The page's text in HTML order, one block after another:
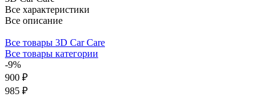
Все характеристики
Все описание
Все товары 3D Car Care
Все товары категории
-9%
900 ₽
985 ₽